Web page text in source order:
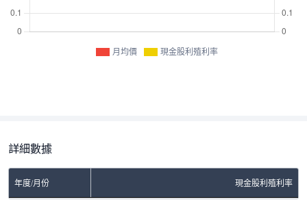
月均價 現金股利殖利率
詳細數據
年度/月份 現金股利殖利率